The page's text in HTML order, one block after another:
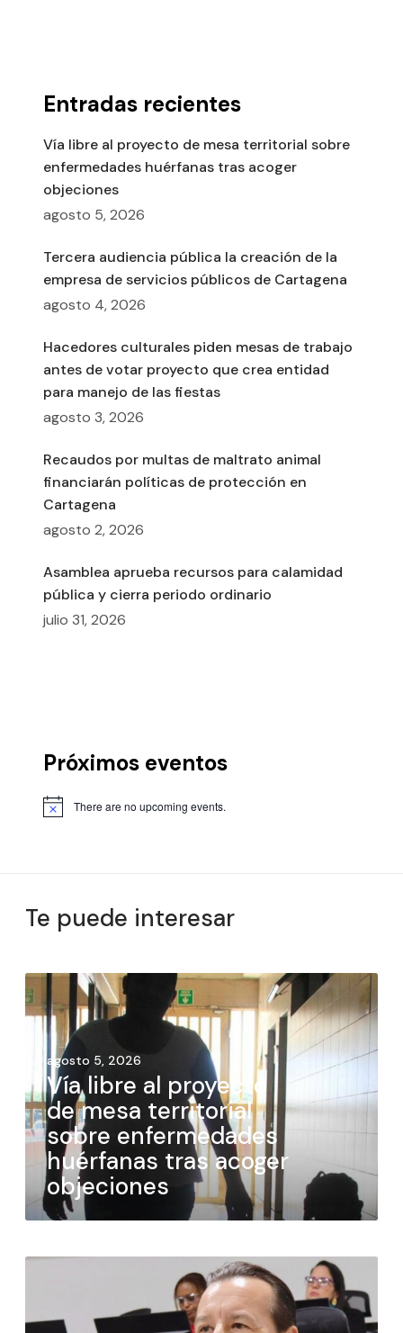
Entradas recientes
Vía libre al proyecto de mesa territorial sobre
enfermedades huérfanas tras acoger
objeciones
agosto 5, 2026
Tercera audiencia pública la creación de la
empresa de servicios públicos de Cartagena
agosto 4, 2026
Hacedores culturales piden mesas de trabajo
antes de votar proyecto que crea entidad
para manejo de las fiestas
agosto 3, 2026
Recaudos por multas de maltrato animal
financiarán políticas de protección en
Cartagena
agosto 2, 2026
Asamblea aprueba recursos para calamidad
pública y cierra periodo ordinario
julio 31, 2026
Próximos eventos
There are no upcoming events.
Te puede interesar
agosto 5, 2026
Vía libre al proyecto
de mesa territorial
sobre enfermedades
huérfanas tras acoger
objeciones